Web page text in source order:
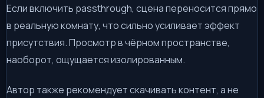
Если включить passthrough, сцена переносится прямо
в реальную комнату, что сильно усиливает эффект
присутствия. Просмотр в чёрном пространстве,
наоборот, ощущается изолированным.
Автор также рекомендует скачивать контент, а не